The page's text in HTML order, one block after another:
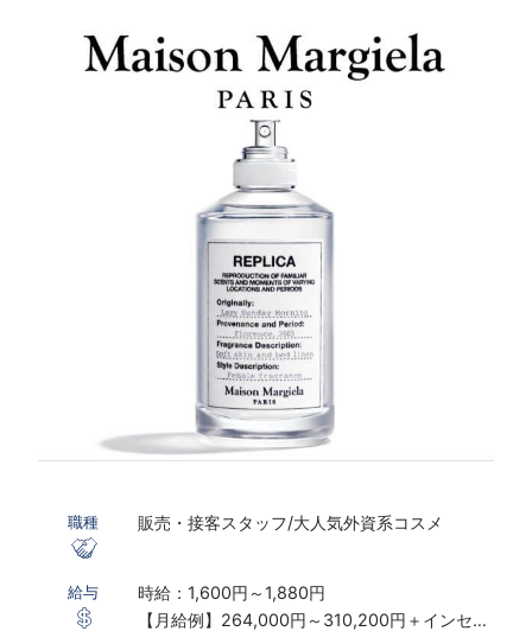
職種 販売・接客スタッフ/大人気外資系コスメ
給与
時給：1,600円～1,880円
【月給例】264,000円～310,200円＋インセン